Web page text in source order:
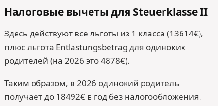
Налоговые вычеты для Steuerklasse II
Здесь действуют все льготы из 1 класса (13614€),
плюс льгота Entlastungsbetrag для одиноких
родителей (на 2026 это 4878€).
Таким образом, в 2026 одинокий родитель
получает до 18492€ в год без налогообложения.